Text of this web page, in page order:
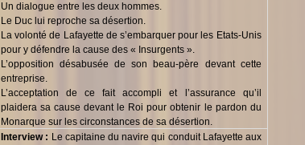
Un dialogue entre les deux hommes.
Le Duc lui reproche sa désertion.
La volonté de Lafayette de s’embarquer pour les Etats-Unis
pour y défendre la cause des « Insurgents ».
L’opposition désabusée de son beau-père devant cette
entreprise.
L’acceptation de ce fait accompli et l’assurance qu’il
plaidera sa cause devant le Roi pour obtenir le pardon du
Monarque sur les circonstances de sa désertion.
Interview : Le capitaine du navire qui conduit Lafayette aux